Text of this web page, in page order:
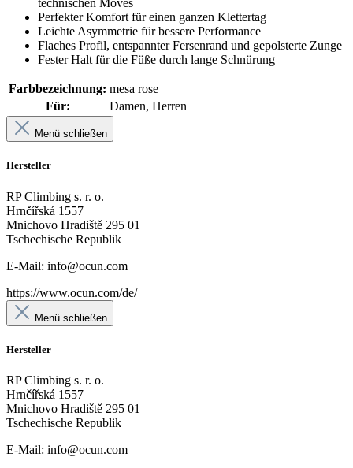
technischen Moves
Perfekter Komfort für einen ganzen Klettertag
Leichte Asymmetrie für bessere Performance
Flaches Profil, entspannter Fersenrand und gepolsterte Zunge
Fester Halt für die Füße durch lange Schnürung
Farbbezeichnung: mesa rose
Für:
Damen, Herren
Menü schließen
Hersteller
RP Climbing s. r. o.
Hrnčířská 1557
Mnichovo Hradiště 295 01
Tschechische Republik
E-Mail: info@ocun.com
https://www.ocun.com/de/
Menü schließen
Hersteller
RP Climbing s. r. o.
Hrnčířská 1557
Mnichovo Hradiště 295 01
Tschechische Republik
E-Mail: info@ocun.com